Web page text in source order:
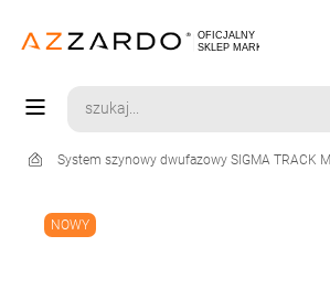
System szynowy dwufazowy SIGMA TRACK
NOWY